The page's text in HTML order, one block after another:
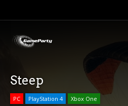
Steep
PC PlayStation 4 Xbox One